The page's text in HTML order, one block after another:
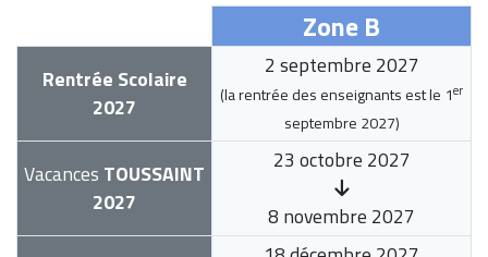
Zone B
Rentrée Scolaire
2027
2 septembre 2027
(la rentrée des enseignants est le 1er
septembre 2027)
Vacances TOUSSAINT
2027
23 octobre 2027
8 novembre 2027